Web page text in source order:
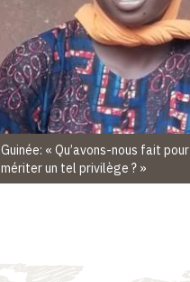
Guinée: « Qu’avons-nous fait pour
mériter un tel privilège ? »